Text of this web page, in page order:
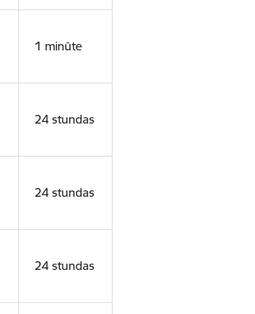
1 minūte
24 stundas
24 stundas
24 stundas